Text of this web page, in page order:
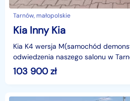
Tarnów, małopolskie
Kia Inny Kia
Kia K4 wersja M(samochód
odwiedzenia naszego salonu w
godzinach:9:00 − 17:00 (pon-
103 900zł